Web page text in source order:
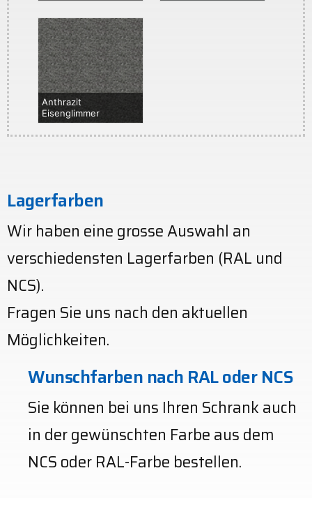
Anthrazit
Eisenglimmer
Lagerfarben
Wir haben eine grosse Auswahl an
verschiedensten Lagerfarben (RAL und
NCS).
Fragen Sie uns nach den aktuellen
Möglichkeiten.
Wunschfarben nach RAL oder NCS
Sie können bei uns Ihren Schrank auch
in der gewünschten Farbe aus dem
NCS oder RAL-Farbe bestellen.